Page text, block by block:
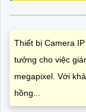
Thiết bị Camera
tưởng cho việc
megapixel. Với
hồng...